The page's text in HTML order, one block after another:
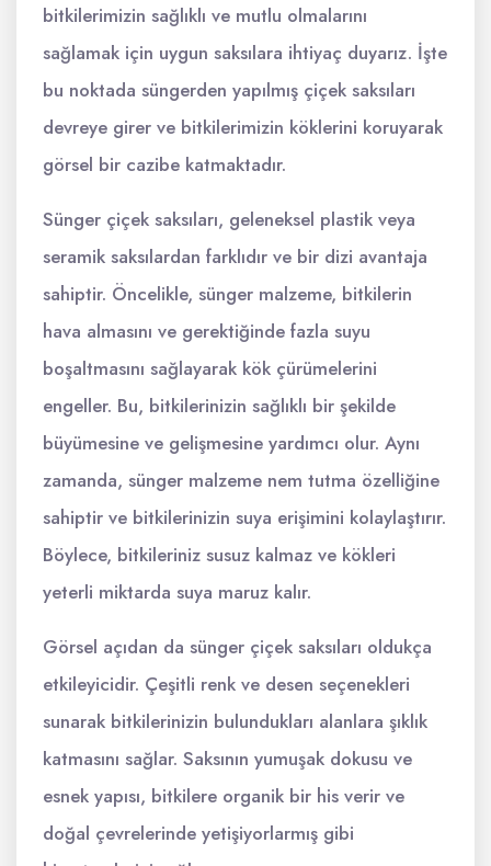
bitkilerimizin sağlıklı ve mutlu olmalarını
sağlamak için uygun saksılara ihtiyaç duyarız. İşte
bu noktada süngerden yapılmış çiçek saksıları
devreye girer ve bitkilerimizin köklerini koruyarak
görsel bir cazibe katmaktadır.
Sünger çiçek saksıları, geleneksel plastik veya
seramik saksılardan farklıdır ve bir dizi avantaja
sahiptir. Öncelikle, sünger malzeme, bitkilerin
hava almasını ve gerektiğinde fazla suyu
boşaltmasını sağlayarak kök çürümelerini
engeller. Bu, bitkilerinizin sağlıklı bir şekilde
büyümesine ve gelişmesine yardımcı olur. Aynı
zamanda, sünger malzeme nem tutma özelliğine
sahiptir ve bitkilerinizin suya erişimini kolaylaştırır.
Böylece, bitkileriniz susuz kalmaz ve kökleri
yeterli miktarda suya maruz kalır.
Görsel açıdan da sünger çiçek saksıları oldukça
etkileyicidir. Çeşitli renk ve desen seçenekleri
sunarak bitkilerinizin bulundukları alanlara şıklık
katmasını sağlar. Saksının yumuşak dokusu ve
esnek yapısı, bitkilere organik bir his verir ve
doğal çevrelerinde yetişiyorlarmış gibi